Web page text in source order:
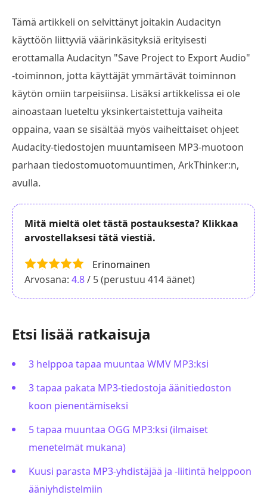
Tämä artikkeli on selvittänyt joitakin Audacityn
käyttöön liittyviä väärinkäsityksiä erityisesti
erottamalla Audacityn "Save Project to Export Audio"
-toiminnon, jotta käyttäjät ymmärtävät toiminnon
käytön omiin tarpeisiinsa. Lisäksi artikkelissa ei ole
ainoastaan lueteltu yksinkertaistettuja vaiheita
oppaina, vaan se sisältää myös vaiheittaiset ohjeet
Audacity-tiedostojen muuntamiseen MP3-muotoon
parhaan tiedostomuotomuuntimen, ArkThinker:n,
avulla.
Mitä mieltä olet tästä postauksesta? Klikkaa
arvostellaksesi tätä viestiä.
Erinomainen
Arvosana: 4.8/ 5 (perustuu 414äänet)
Etsi lisää ratkaisuja
3 helppoa tapaa muuntaa WMV MP3:ksi
3 tapaa pakata MP3-tiedostoja äänitiedoston
koon pienentämiseksi
5 tapaa muuntaa OGG MP3:ksi (ilmaiset
menetelmät mukana)
Kuusi parasta MP3-yhdistäjää ja -liitintä helppoon
ääniyhdistelmiin